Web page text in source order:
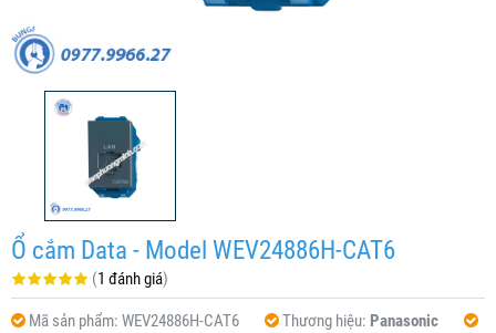
Ổ cắm Data - Model WEV24886H-CAT6
(1 đánh giá)
Mã sản phẩm: WEV24886H-CAT6 Thương hiệu: Panasonic